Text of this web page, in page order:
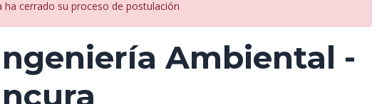
ha cerrado su proceso de postulación
Ambiental -